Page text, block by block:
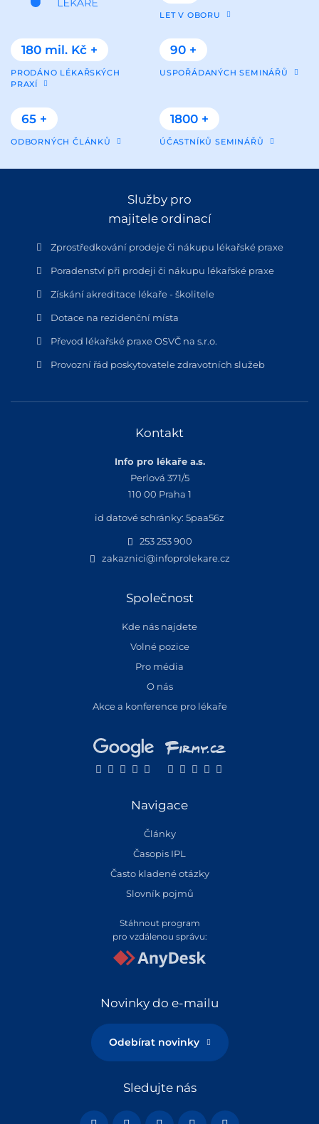
LET V OBORU
180 mil. Kč +
PRODÁNO LÉKAŘSKÝCH
PRAXÍ
90 +
USPOŘÁDANÝCH SEMINÁŘŮ
65 +
ODBORNÝCH ČLÁNKŮ
1800 +
ÚČASTNÍKŮ SEMINÁŘŮ
Služby pro
majitele ordinací
Zprostředkování prodeje či nákupu lékařské praxe
Poradenství při prodeji či nákupu lékařské praxe
Získání akreditace lékaře - školitele
Dotace na rezidenční místa
Převod lékařské praxe OSVČ na s.r.o.
Provozní řád poskytovatele zdravotních služeb
Kontakt
Info pro lékaře a.s.
Perlová 371/5
110 00 Praha 1
id datové schránky: 5paa56z
253 253 900
zakaznici@infoprolekare.cz
Společnost
Kde nás najdete
Volné pozice
Pro média
O nás
Akce a konference pro lékaře
Navigace
Články
Časopis IPL
Často kladené otázky
Slovník pojmů
Stáhnout program
pro vzdálenou správu:
Novinky do e-mailu
Odebírat novinky
Sledujte nás